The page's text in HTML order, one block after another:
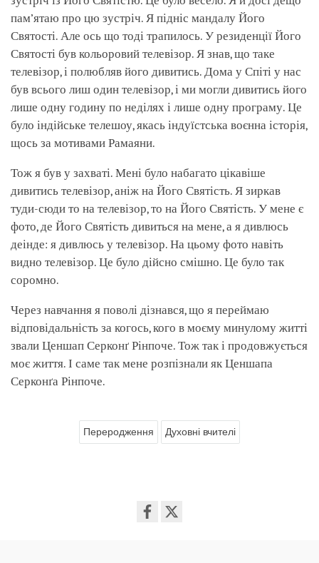
пам’ятаю про цю зустріч. Я підніс мандалу Його
Святості. Але ось що тоді трапилось. У резиденції Його
Святості був кольоровий телевізор. Я знав, що таке
телевізор, і полюбляв його дивитись. Дома у Спіті у нас
був всього лиш один телевізор, і ми могли дивитись його
лише одну годину по неділях і лише одну програму. Це
було індійське телешоу, якась індуїстська воєнна історія,
щось за мотивами Рамаяни.
Тож я був у захваті. Мені було набагато цікавіше
дивитись телевізор, аніж на Його Святість. Я зиркав
туди-сюди то на телевізор, то на Його Святість. У мене є
фото, де Його Святість дивиться на мене, а я дивлюсь
деінде: я дивлюсь у телевізор. На цьому фото навіть
видно телевізор. Це було дійсно смішно. Це було так
соромно.
Через навчання я поволі дізнався, що я переймаю
відповідальність за когось, кого в моєму минулому житті
звали Ценшап Серконґ Рінпоче. Тож так і продовжується
моє життя. І саме так мене розпізнали як Ценшапа
Серконґа Рінпоче.
Переродження Духовні вчителі